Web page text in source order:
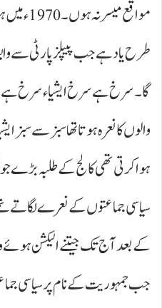
مواقع
طرح یاد ہے جب پیپلز پارٹی سے
گا۔ سرخ ہے سرخ ایشیاء سرخ
والوں کا نعرہ ہوتا تھا سبز سے سبز
ہوا کرتی تھی کالج کے طلبہ بڑے
سیاسی جماعتوں کے نعرے لگاتے
کے بعد آج تک جیتنے الیکشن ہوئے
جب جمہوریت کے نام پر سیاسی